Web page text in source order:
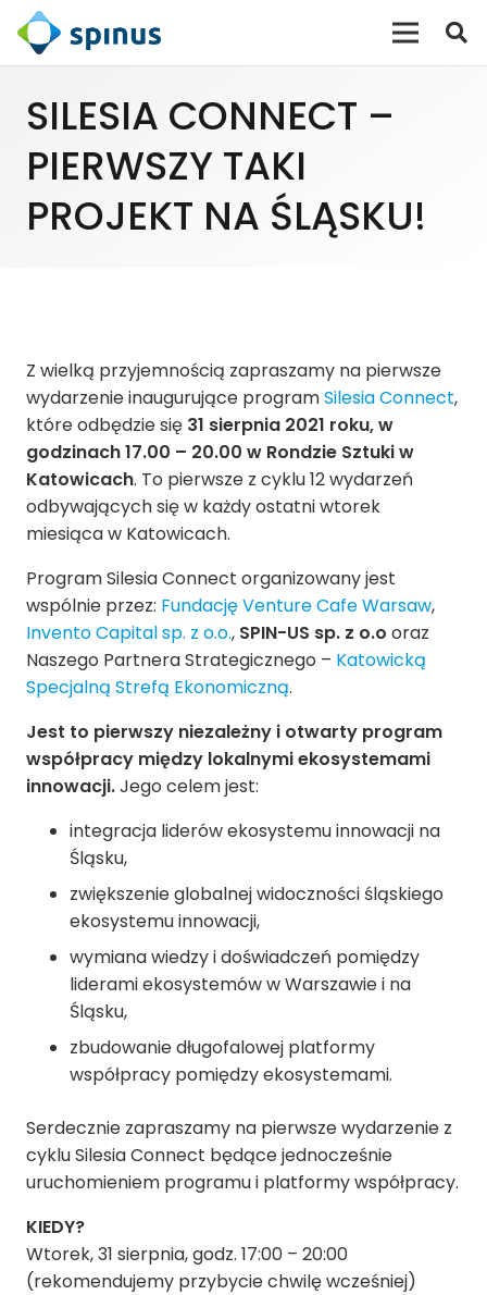
SILESIA CONNECT –
PIERWSZY TAKI
PROJEKT NA ŚLĄSKU!
Z wielką przyjemnością zapraszamy na pierwsze
wydarzenie inaugurujące programSilesia Connect,
które odbędzie się 31 sierpnia 2021 roku, w
godzinach 17.00 – 20.00 w Rondzie Sztuki w
Katowicach. To pierwsze z cyklu 12 wydarzeń
odbywających się w każdy ostatni wtorek
miesiąca w Katowicach.
Program Silesia Connect organizowany jest
wspólnie przez: Fundację Venture Cafe Warsaw,
Invento Capital sp. z o.o., SPIN-US sp. z o.o oraz
Naszego Partnera Strategicznego – Katowicką
Specjalną Strefą Ekonomiczną.
Jest to pierwszy niezależny i otwarty program
współpracy między lokalnymi ekosystemami
innowacji.Jego celem jest:
integracja liderów ekosystemu innowacji na
Śląsku,
zwiększenie globalnej widoczności śląskiego
ekosystemu innowacji,
wymiana wiedzy i doświadczeń pomiędzy
liderami ekosystemów w Warszawie i na
Śląsku,
zbudowanie długofalowej platformy
współpracy pomiędzy ekosystemami.
Serdecznie zapraszamy na pierwsze wydarzenie z
cyklu Silesia Connect będące jednocześnie
uruchomieniem programu i platformy współpracy.
KIEDY?
Wtorek, 31 sierpnia, godz. 17:00 – 20:00
(rekomendujemy przybycie chwilę wcześniej)